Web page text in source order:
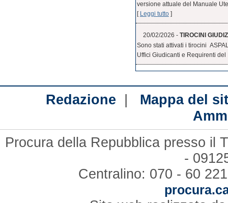
versione attuale del Manuale
[
Leggi tutto]
20/02/2026 - TIROCINI
Sono stati attivati i tirocini
Uffici Giudicanti e Requirenti
Redazione | Mappa del
Procura della Repubblica presso il
-
Centralino: 070 - 60